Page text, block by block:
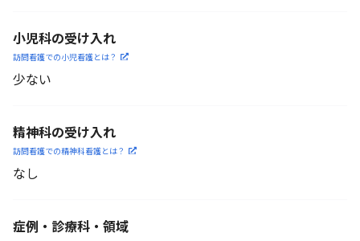
小児科の受け入れ
訪問看護での小児看護とは？
少ない
精神科の受け入れ
訪問看護での精神科看護とは？
なし
症例・診療科・ 領域